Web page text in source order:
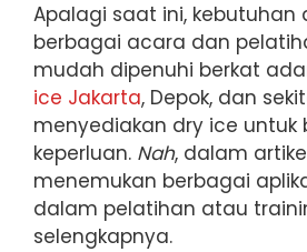
Apalagi saat ini, kebutuhan
berbagai acara dan
mudah dipenuhi berkat
ice Jakarta, Depok, dan
menyediakan dry ice untuk
keperluan. Nah, dalam
menemukan berbagai
dalam pelatihan atau
selengkapnya.